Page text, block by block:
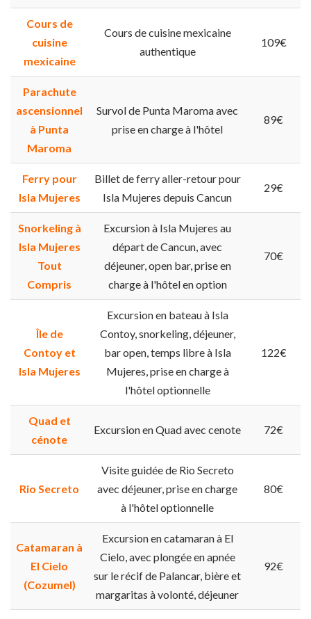
Cours de
cuisine
mexicaine
Cours de cuisine mexicaine
authentique
109€
Parachute
ascensionnel
à Punta
Maroma
Survol de Punta Maroma avec
prise en charge à l'hôtel
89€
Ferry pour
Isla Mujeres
Billet de ferry aller-retour pour
Isla Mujeres depuis Cancun
29€
Snorkeling à
Isla Mujeres
Tout
Compris
Excursion à Isla Mujeres au
départ de Cancun, avec
déjeuner, open bar, prise en
charge à l'hôtel en option
70€
Île de
Contoy et
Isla Mujeres
Excursion en bateau à Isla
Contoy, snorkeling, déjeuner,
bar open, temps libre à Isla
Mujeres, prise en charge à
l'hôtel optionnelle
122€
Quad et
cénote
Excursion en Quad avec cenote 72€
Rio Secreto
Visite guidée de Rio Secreto
avec déjeuner, prise en charge
à l'hôtel optionnelle
80€
Catamaran à
El Cielo
(Cozumel)
Excursion en catamaran à El
Cielo, avec plongée en apnée
sur le récif de Palancar, bière et
margaritas à volonté, déjeuner
92€